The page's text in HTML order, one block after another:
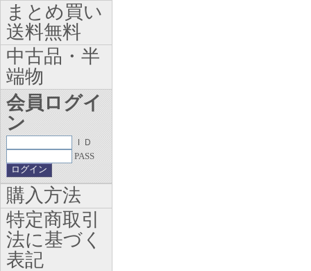
まとめ買い
送料無料
中古品・半
端物
会員ログイ
ン
ＩＤ
PASS
購入方法
特定商取引
法に基づく
表記